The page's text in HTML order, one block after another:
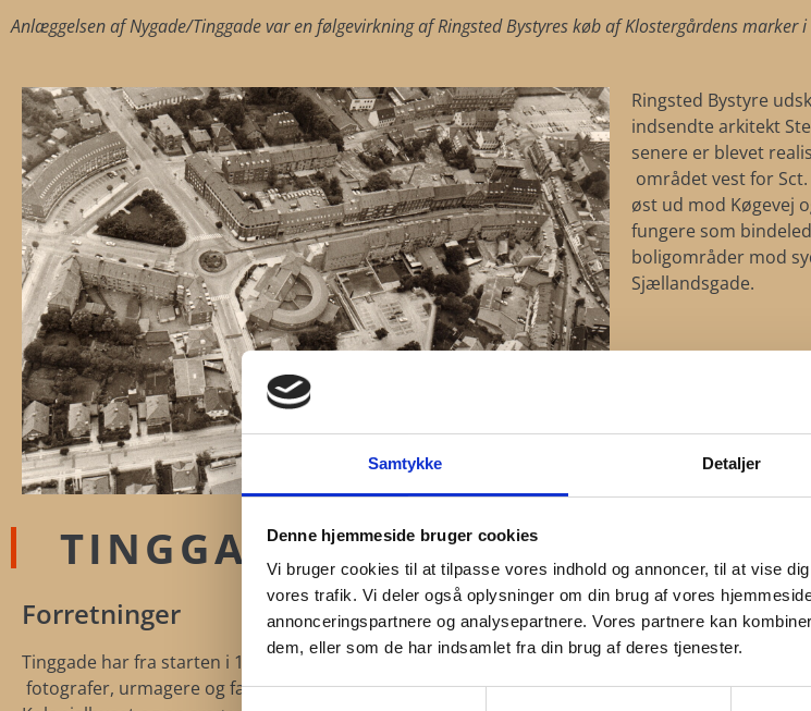
Samtykke Detaljer
Denne hjemmeside bruger cookies
Vi bruger cookies til at tilpasse vores indhold og annoncer, til at vise
vores trafik. Vi deler også oplysninger om din brug af vores
annonceringspartnere og analysepartnere. Vores partnere kan
dem, eller som de har indsamlet fra din brug af deres tjenester.
Samtykkevalg
Anlæggelsen af Nygade/Tinggade var en følgevirkning af Ringsted Bystyres køb af Klostergårdens marker i
Ringsted Bystyre
indsendte arkitekt
senere er blevet
området vest for
øst ud mod Køgevej
fungere som
boligområder mod
Sjællandsgade.
TINGGADES FORRETNINGER OG
Forretninger
Tinggade har fra starten i 1930’erne været en livlig handelsgade med
fotografer, urmagere og farvehandlere. Her var mælkeforsyning,